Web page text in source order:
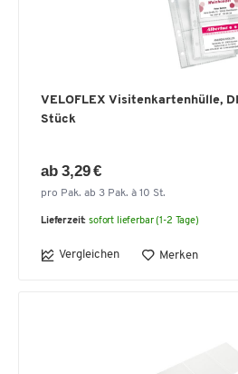
VELOFLEX Visitenkartenhülle,
Stück
ab 3,29 €
pro Pak. ab 3 Pak. à 10 St.
Lieferzeit: sofort lieferbar (1-2 Tage)
Vergleichen Merken